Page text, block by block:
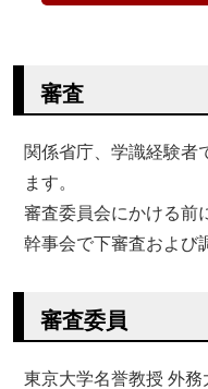
審査
関係省庁、学識経験者
ます。
審査委員会にかける前
幹事会で下審査および
審査委員
東京大学名誉教授 外